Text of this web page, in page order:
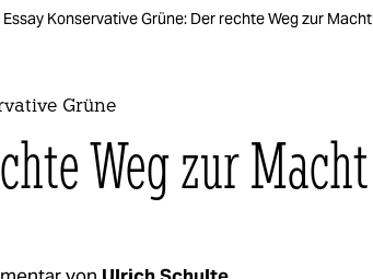
Essay Konservative Grüne: Der rechte Weg zur Macht
Grüne
Weg zur Macht